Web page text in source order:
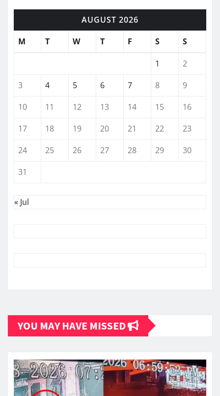
AUGUST 2026
M
T W T F S S
1
2
3
4 5 6 7 8
9
10
11 12 13 14 15
16
17
18 19 20 21 22
23
24
25 26 27 28 29
30
31
« Jul
YOU MAY HAVE MISSED